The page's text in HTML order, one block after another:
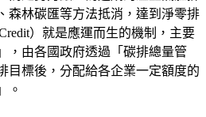
森林碳匯等方法抵消，達到淨零排
）就是應運而生的機制，主要
，由各國政府透過「碳排總量管
目標後，分配給各企業一定額度的
。